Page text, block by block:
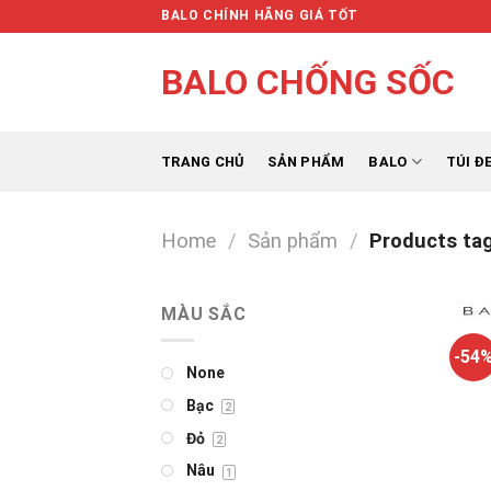
to
BALO CHÍNH HÃNG GIÁ TỐT
BALO CHỐNG SỐC
TRANG CHỦ SẢN PHẨM BALO TÚI
Home / Sản phẩm / Products
MÀU SẮC
None
Bạc
2
Đỏ 2
Nâu 1
-